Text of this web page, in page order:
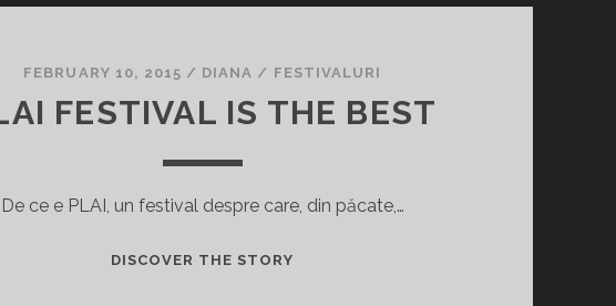
FEBRUARY 10, 2015 / DIANA / FESTIVALURI
FESTIVAL IS THE BEST
De ce e PLAI, un festival despre care, din păcate,…
DISCOVER THE STORY